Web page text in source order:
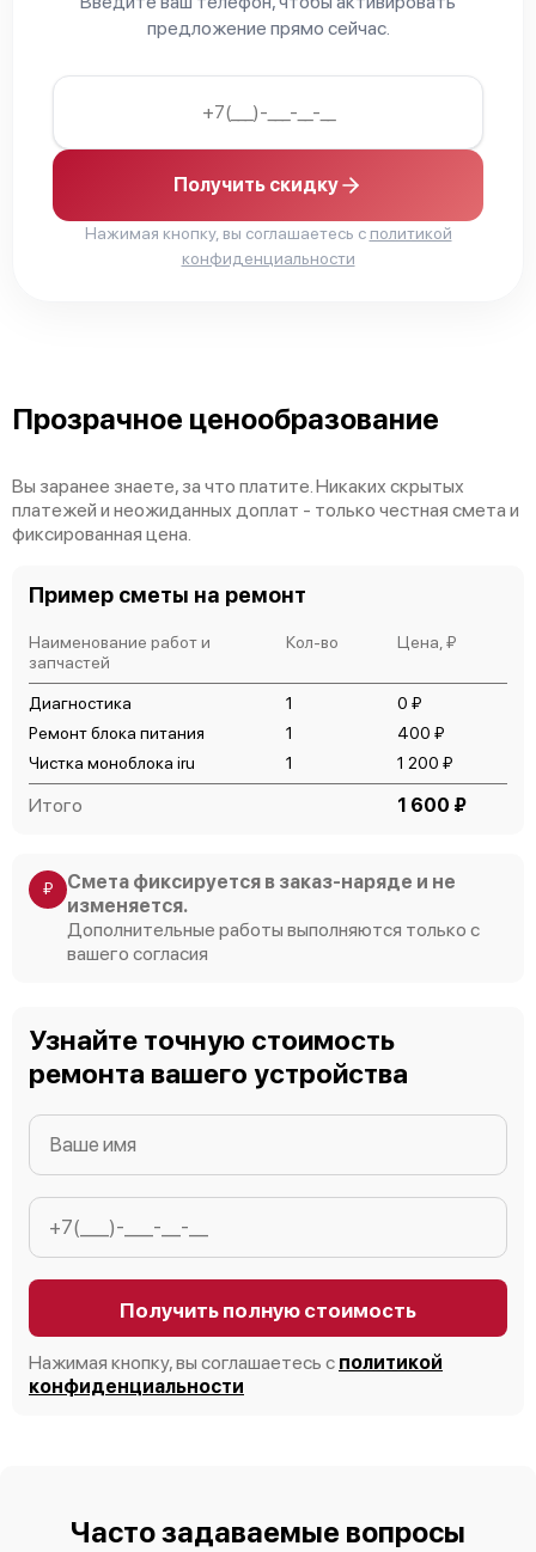
предложение прямо сейчас.
Получить скидку
Нажимая кнопку, вы соглашаетесь с политикой
конфиденциальности
Прозрачное ценообразование
Вы заранее знаете, за что платите. Никаких скрытых
платежей и неожиданных доплат - только честная смета и
фиксированная цена.
Пример сметы на ремонт
Наименование работ и
запчастей
Кол-во Цена, ₽
Диагностика 1
0 ₽
Ремонт блока питания
1
400 ₽
Чистка моноблока iru
1 1 200 ₽
Итого 1 600 ₽
₽
Смета фиксируется в заказ-наряде и не
изменяется.
Дополнительные работы выполняются только с
вашего согласия
Узнайте точную стоимость
ремонта вашего устройства
Получить полную стоимость
Нажимая кнопку, вы соглашаетесь с политикой
конфиденциальности
Часто задаваемые вопросы